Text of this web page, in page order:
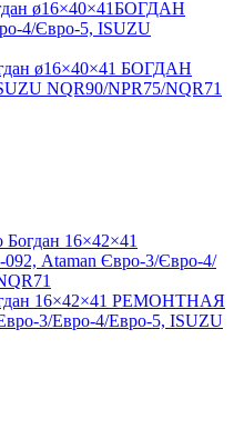
ø16×40×41 БОГДАН
NQR90/NPR75/NQR71
16×42×41 РЕМОНТНАЯ
3/Евро-4/Евро-5, ISUZU